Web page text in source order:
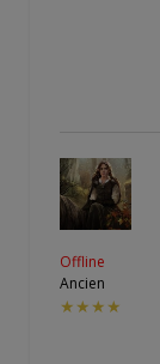
Offline
Ancien
★★★★